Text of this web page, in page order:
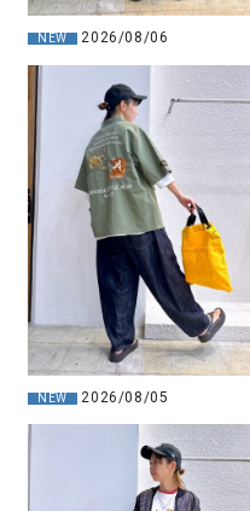
NEW 2026/08/06
NEW 2026/08/05